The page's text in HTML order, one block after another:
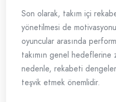
Son olarak, takım içi
yönetilmesi de
oyuncular arasında
takımın genel hedeflerine
nedenle, rekabeti
teşvik etmek önemlidir.